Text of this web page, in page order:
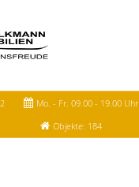
Mo. - Fr. 09.00 - 19.00 Uhr
Objekte: 184